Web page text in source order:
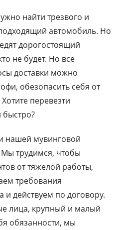
найти трезвого и
автомобиль. Но
дорогостоящий
не будет. Но все
доставки можно
обезопасить себя от
перевезти
быстро?
нашей мувинговой
трудимся, чтобы
от тяжелой работы,
требования
и действуем по договору.
лица, крупный и малый
обязанности, мы